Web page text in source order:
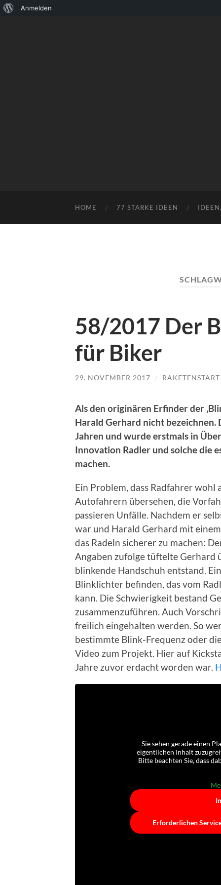
Über
Anmelden
HOME 77 STARKE IDEEN
58/2017 Der
für Biker
29. NOVEMBER 2017 / RAKETENSTART
Als den originären Erfinder der
Harald Gerhard nicht
Jahren und wurde erstmals in
Innovation Radler und solche die
machen.
Ein Problem, dass Radfahrer
Autofahrern übersehen, die
passieren Unfälle. Nachdem er
war und Harald Gerhard mit
das Radeln sicherer zu machen:
Angaben zufolge tüftelte Gerhard
blinkende Handschuh entstand.
Blinklichter befinden, das vom
kann. Die Schwierigkeit bestand
zusammenzuführen. Auch
freilich eingehalten werden. So
bestimmte Blink-Frequenz oder
Video zum Projekt. Hier auf
Jahre zuvor erdacht worden war.
Sie sehen gerade einen
eigentlichen Inhalt
Bitte beachten Sie, dass
Erforderlichen